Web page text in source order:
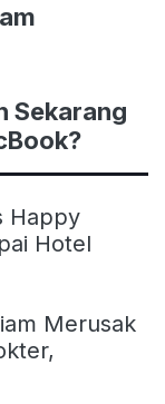
Sekarang
Happy
Hotel
Merusak